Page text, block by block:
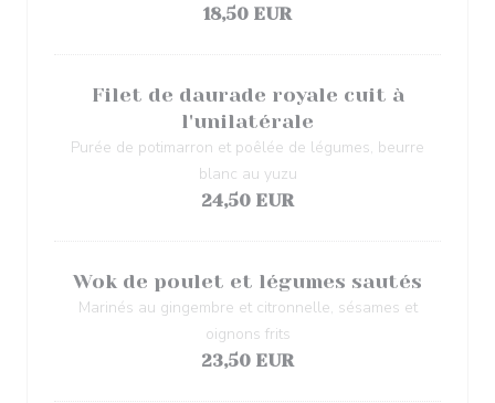
18,50 EUR
Filet de daurade royale cuit à
l'unilatérale
Purée de potimarron et poêlée de légumes, beurre
blanc au yuzu
24,50 EUR
Wok de poulet et légumes sautés
Marinés au gingembre et citronnelle, sésames et
oignons frits
23,50 EUR